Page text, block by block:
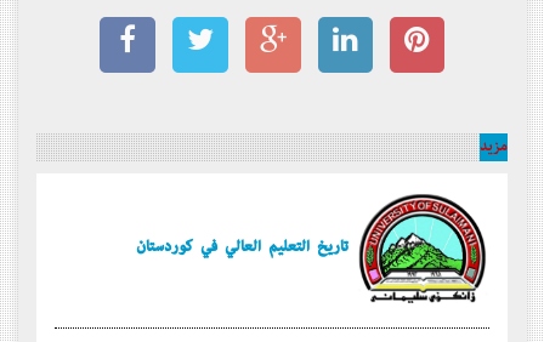
مزيد
تأريخ التعليم العالي في كوردستان